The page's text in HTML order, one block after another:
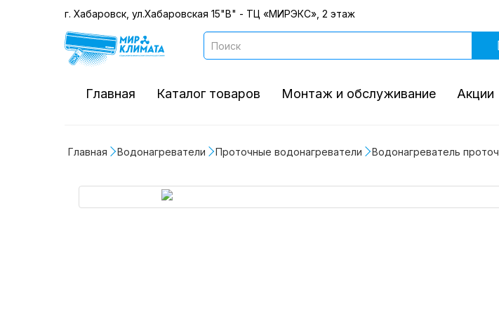
г. Хабаровск, ул.Хабаровская 15"В" - ТЦ «МИРЭКС», 2 этаж
Главная Каталог товаров Монтаж и обслуживание Акции
Главная Водонагреватели Проточные водонагреватели Водонагреватель